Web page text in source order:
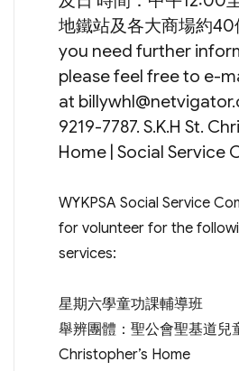
地鐵站及各大商場約40
you need further
please feel free to e-
at
9219-7787. S.K.H St.
Home | Social Service
WYKPSA Social Service
for volunteer for the
services:
星期六學童功課輔導班
舉辨團體：聖公會聖基道兒
Christopher’s Home